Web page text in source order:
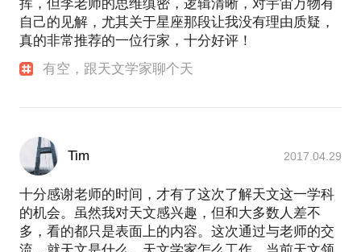
挥，但李老师的思维缜密，逻辑清晰，对宇宙万物有
自己的见解，尤其关于星座那段让我没有理由质疑，
真的非常推荐的一位行家，十分好评！
有空，跟天文学家聊个天
Tim 2017.04.29
十分感谢老师的时间，才有了这次了解天文这一学科
的机会。虽然我对天文感兴趣，但和大多数人差不
多，看的都只是表面上的内容。这次通过与老师的交